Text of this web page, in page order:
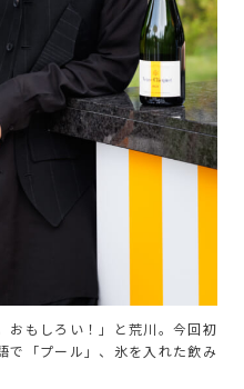
おもしろい！」と荒川。今回初
で「プール」、氷を入れた飲み